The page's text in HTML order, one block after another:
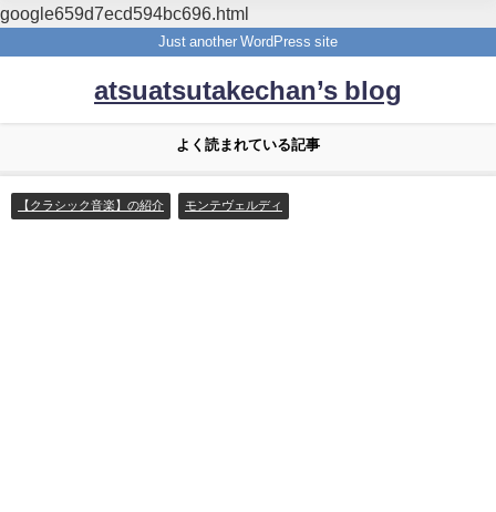
google659d7ecd594bc696.html
Just another WordPress site
atsuatsutakechan’s blog
よく読まれている記事
【クラシック音楽】の紹介 モンテヴェルディ